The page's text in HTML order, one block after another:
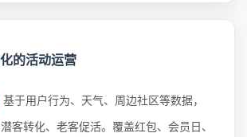
的活动运营
基于用户行为、天气、周边社区等数据，
客转化、老客促活。覆盖红包、会员日、